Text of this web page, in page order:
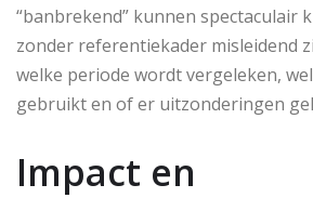
“banbrekend” kunnen spectaculair
zonder referentiekader misleidend
welke periode wordt vergeleken,
gebruikt en of er uitzonderingen
Impact en